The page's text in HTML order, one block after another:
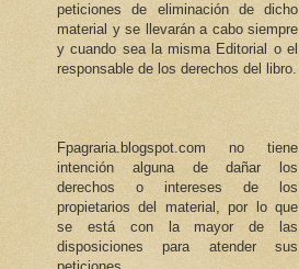
peticiones de eliminación de dicho
material y se llevarán a cabo siempre
y cuando sea la misma Editorial o el
responsable de los derechos del libro.
Fpagraria.blogspot.com no tiene
intención alguna de dañar los
derechos o intereses de los
propietarios del material, por lo que
se está con la mayor de las
disposiciones para atender sus